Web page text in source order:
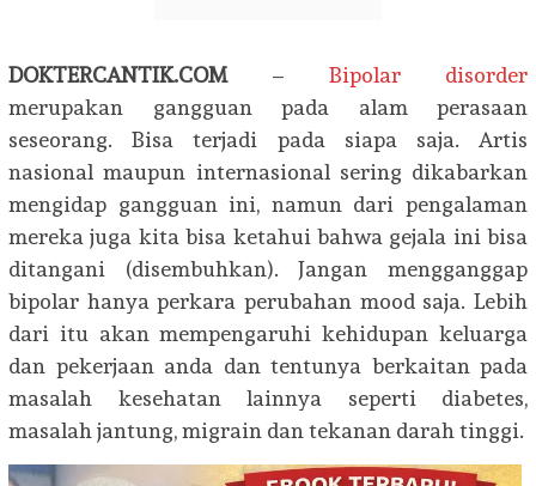
DOKTERCANTIK.COM– Bipolar disorder
merupakan gangguan pada alam perasaan
seseorang. Bisa terjadi pada siapa saja. Artis
nasional maupun internasional sering dikabarkan
mengidap gangguan ini, namun dari pengalaman
mereka juga kita bisa ketahui bahwa gejala ini bisa
ditangani (disembuhkan). Jangan mengganggap
bipolar hanya perkara perubahan mood saja. Lebih
dari itu akan mempengaruhi kehidupan keluarga
dan pekerjaan anda dan tentunya berkaitan pada
masalah kesehatan lainnya seperti diabetes,
masalah jantung, migrain dan tekanan darah tinggi.